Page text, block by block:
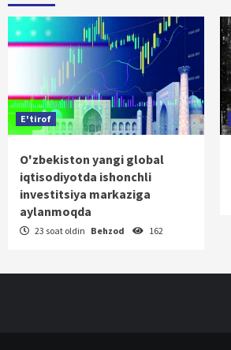
E'tirof
O'zbekiston yangi global
iqtisodiyotda ishonchli
investitsiya markaziga
aylanmoqda
23 soat oldin Behzod 162